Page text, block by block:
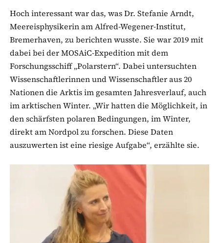
Hoch interessant war das, was Dr. Stefanie Arndt,
Meereisphysikerin am Alfred-Wegener-Institut,
Bremerhaven, zu berichten wusste. Sie war 2019 mit
dabei bei der MOSAiC-Expedition mit dem
Forschungsschiff „Polarstern“. Dabei untersuchten
Wissenschaftlerinnen und Wissenschaftler aus 20
Nationen die Arktis im gesamten Jahresverlauf, auch
im arktischen Winter. „Wir hatten die Möglichkeit, in
den schärfsten polaren Bedingungen, im Winter,
direkt am Nordpol zu forschen. Diese Daten
auszuwerten ist eine riesige Aufgabe“, erzählte sie.